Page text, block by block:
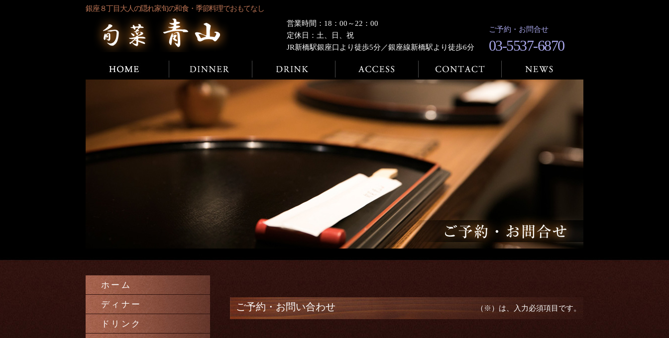
銀座８丁目大人の隠れ家旬の和食・季節料理でおもてなし
営業時間：18：00～22：00
定休日：土、日、祝
JR新橋駅銀座口より徒歩5分／銀座線新橋駅より徒歩6分
ご予約・お問合せ
03-5537-6870
ホーム ディナー ドリンク 店舗案内・アクセス ご予約・お問合せ
ご予約・お問い合わせ （※）は、入力必須項目です。
ホーム
ディナー
ドリンク